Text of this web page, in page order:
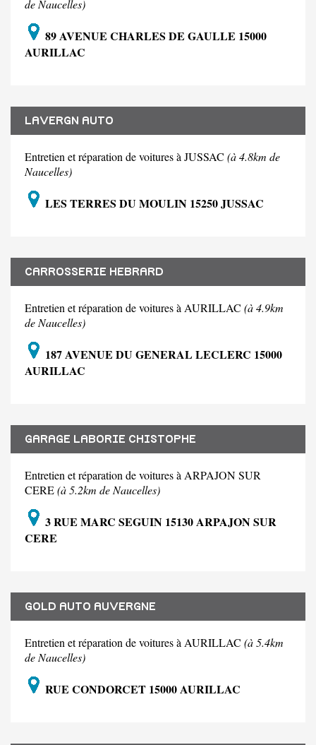
de Naucelles)
89 AVENUE CHARLES DE GAULLE 15000
AURILLAC
LAVERGN AUTO
Entretien et réparation de voitures à JUSSAC (à 4.8km de
Naucelles)
LES TERRES DU MOULIN 15250 JUSSAC
CARROSSERIE HEBRARD
Entretien et réparation de voitures à AURILLAC (à 4.9km
de Naucelles)
187 AVENUE DU GENERAL LECLERC 15000
AURILLAC
GARAGE LABORIE CHISTOPHE
Entretien et réparation de voitures à ARPAJON SUR
CERE(à 5.2km de Naucelles)
3 RUE MARC SEGUIN 15130 ARPAJON SUR
CERE
GOLD AUTO AUVERGNE
Entretien et réparation de voitures à AURILLAC (à 5.4km
de Naucelles)
RUE CONDORCET 15000 AURILLAC